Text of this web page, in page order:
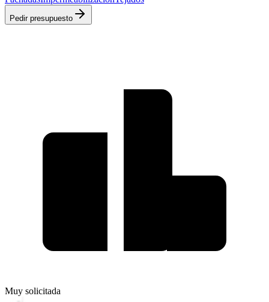
Pedir presupuesto
Muy solicitada